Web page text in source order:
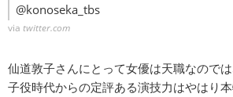
‏@konoseka_tbs
via twitter.com
仙道敦子さんにとって女優は天職なので
子役時代からの定評ある演技力はやはり